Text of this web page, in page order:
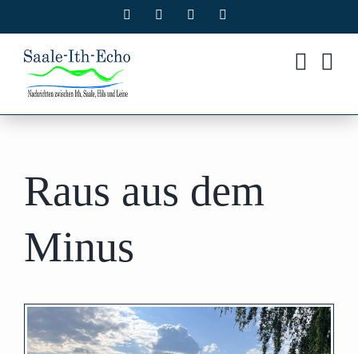
Inhalt
springen
Facebook Instagram
Raus aus dem
Minus
Zeige
grösseres